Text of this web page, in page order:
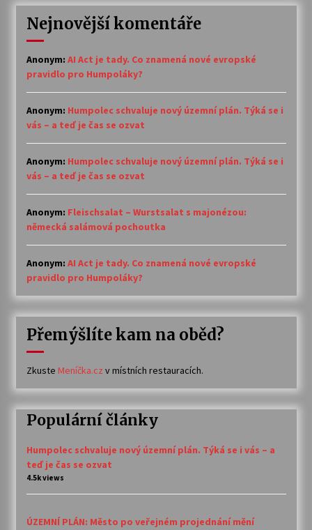
Nejnovější komentáře
Anonym: AI Act je tady. Co znamená nové evropské
pravidlo pro Humpoláky?
Anonym: Humpolec schvaluje nový územní plán. Týká se i
vás – a teď je čas se ozvat
Anonym: Humpolec schvaluje nový územní plán. Týká se i
vás – a teď je čas se ozvat
Anonym: Fleischsalat – Wurstsalat s majonézou:
německá salámová pochoutka
Anonym: AI Act je tady. Co znamená nové evropské
pravidlo pro Humpoláky?
Přemýšlíte kam na oběd?
Zkuste Meníčka.cz v místních restauracích.
Populární články
Humpolec schvaluje nový územní plán. Týká se i vás – a
teď je čas se ozvat
4.5k views
ÚZEMNÍ PLÁN: Město po veřejném projednání mění